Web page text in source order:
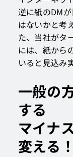
逆に紙のDM
はないかと考
た、当社がタ
には、紙から
いると見込み
一般の
する
マイナ
変える！